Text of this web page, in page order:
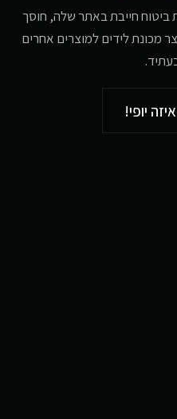
ביטוח חייבת באתר שלה, חוסך
מכונת לידים למוצרים אחרים
יופי!